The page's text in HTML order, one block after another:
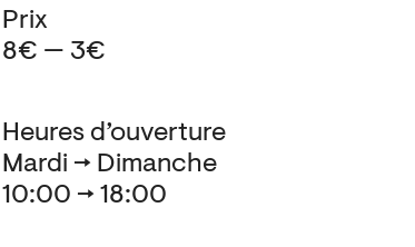
Heures d’ouverture
Mardi → Dimanche
10:00 → 18:00
Prix
8€ — 3€